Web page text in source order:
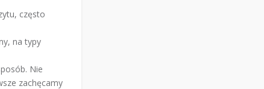
często
na typy
Nie
zachęcamy